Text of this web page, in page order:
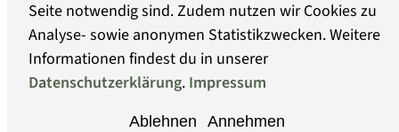
Geschichte am authentische Ort erfahrbar
machen will. In 13 Ausstellungen wird die
konkrete Geschichte des jeweiligen historischen
Ortes mit einer darüber hinaus weisenden
ehemaligen Häftlingslager wurden die Standorte
Barrierefreiheit
Datenschutz
Seite notwendig sind. Zudem nutzen wir Cookies zu
Analyse- sowie anonymen Statistikzwecken. Weitere
Informationen findest du in unserer
Datenschutzerklärung. Impressum
Ablehnen Annehmen